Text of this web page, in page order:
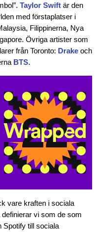
Taylor Swift är den
med förstaplatser i
Filippinerna, Nya
Övriga artister som
från Toronto: Drake och
BTS.
vare kraften i sociala
definierar vi som de som
Spotify till sociala